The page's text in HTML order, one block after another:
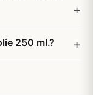
250 ml.?